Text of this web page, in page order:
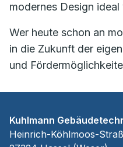
modernes Design ideal
Wer heute schon an
in die Zukunft der
und
Kuhlmann
Heinrich-Köhlmoos-